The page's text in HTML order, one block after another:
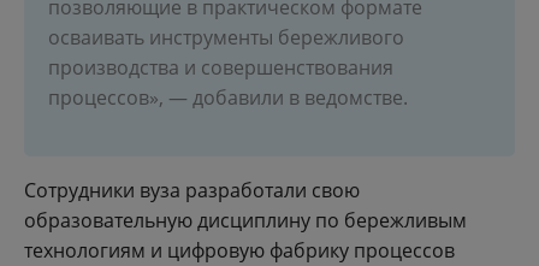
позволяющие в практическом формате
осваивать инструменты бережливого
производства и совершенствования
процессов», — добавили в ведомстве.
Сотрудники вуза разработали свою
образовательную дисциплину по бережливым
технологиям и цифровую фабрику процессов